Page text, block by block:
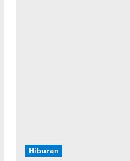
Hiburan